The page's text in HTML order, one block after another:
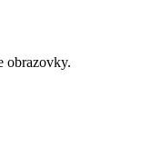
obrazovky.